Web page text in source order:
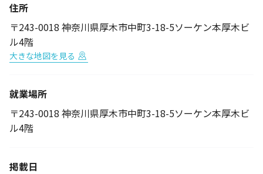
住所
〒243-0018 神奈川県厚木市中町3-18-5ソーケン本厚木ビ
ル4階
大きな地図を見る
就業場所
〒243-0018 神奈川県厚木市中町3-18-5ソーケン本厚木ビ
ル4階
掲載日